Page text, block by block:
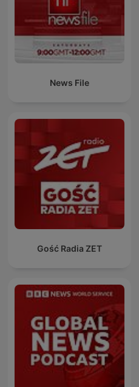
News File
Gość Radia ZET